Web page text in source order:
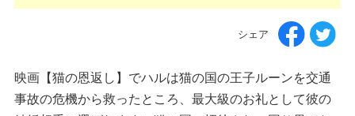
シェア
映画【猫の恩返し】でハルは猫の国の王子ルーンを交通
事故の危機から救ったところ、最大級のお礼として彼の